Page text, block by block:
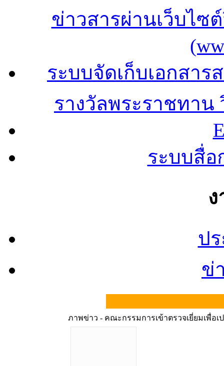
ข่าวสารผ่านเว็บไซ
ระบบจัดเก็บเอกสา
รางวัลพระราชทา
ระบบสื่อ
ป
ข่
ภาพข่าว - คณะกรรมการเข้าตรวจเยี่ยมเพื่อ